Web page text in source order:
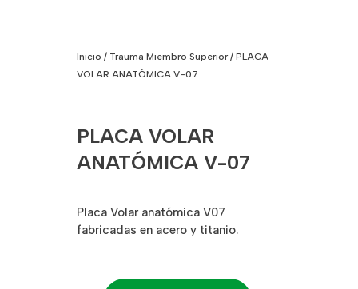
Inicio / Trauma Miembro Superior/ PLACA
VOLAR ANATÓMICA V-07
PLACA VOLAR
ANATÓMICA V-07
Placa Volar anatómica V07
fabricadas en acero y titanio.